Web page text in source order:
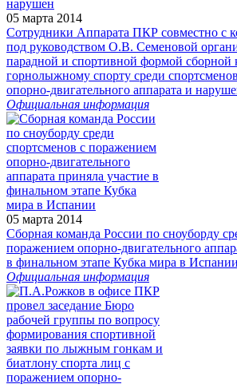
05 марта 2014
Сотрудники Аппарата ПКР совместно с
под руководством О.В. Семеновой
парадной и спортивной формой сборной
горнолыжному спорту среди
опорно-двигательного аппарата и
Официальная информация
05 марта 2014
Сборная команда России по сноуборду
поражением опорно-двигательного
в финальном этапе Кубка мира в Испании
Официальная информация